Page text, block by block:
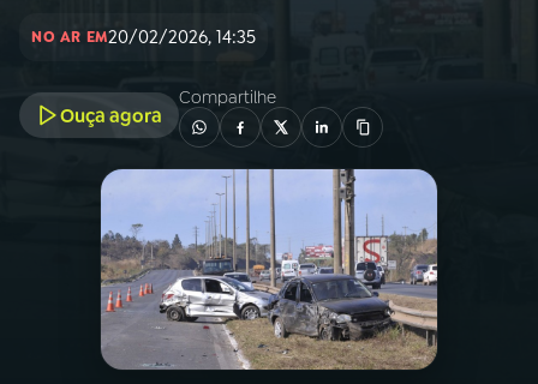
INÍCIO
A RÁDIO
PROGRAMAÇÃO
PROGRAMAS
PODCASTS
NO AR EM20/02/2026, 14:35
Ouça agora
Compartilhe